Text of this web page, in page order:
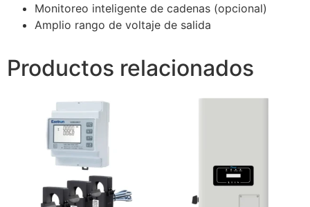
Monitoreo inteligente de cadenas (opcional)
Amplio rango de voltaje de salida
Productos relacionados